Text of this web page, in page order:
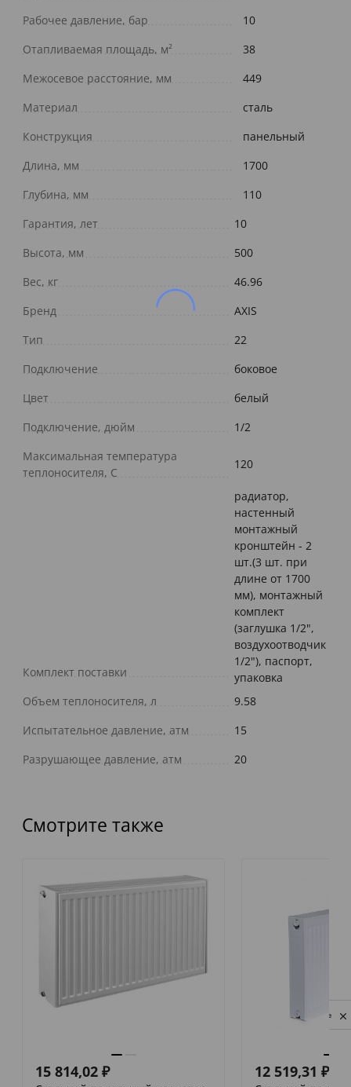
Рабочее давление, бар
10
Отапливаемая площадь, м²
38
Межосевое расстояние, мм
449
Материал
сталь
Конструкция
панельный
Длина, мм
1700
Глубина, мм
110
Гарантия, лет
10
Высота, мм
500
Вес, кг
46.96
Бренд
AXIS
Тип
22
Подключение
боковое
Цвет
белый
Подключение, дюйм
1/2
Максимальная температура
теплоносителя, С
120
Комплект поставки
радиатор,
настенный
монтажный
кронштейн - 2
шт.(3 шт. при
длине от 1700
мм), монтажный
комплект
(заглушка 1/2",
воздухоотводчик
1/2"), паспорт,
упаковка
Объем теплоносителя, л
9.58
Испытательное давление, атм
15
Разрушающее давление, атм
20
Смотрите также
15 814,02 ₽ 12 519,31 ₽
Privacy notice